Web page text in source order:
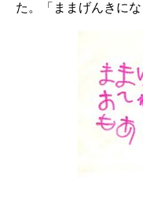
た。「ままげんきにな